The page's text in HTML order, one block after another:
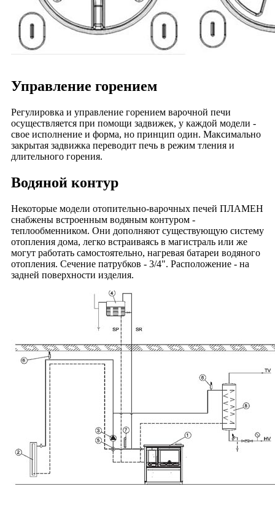
Управление горением
Регулировка и управление горением варочной печи
осуществляется при помощи задвижек, у каждой модели -
свое исполнение и форма, но принцип один. Максимально
закрытая задвижка переводит печь в режим тления и
длительного горения.
Водяной контур
Некоторые модели отопительно-варочных печей ПЛАМЕН
снабжены встроенным водяным контуром -
теплообменником. Они дополняют существующую систему
отопления дома, легко встраиваясь в магистраль или же
могут работать самостоятельно, нагревая батареи водяного
отопления. Сечение патрубков - 3/4". Расположение - на
задней поверхности изделия.